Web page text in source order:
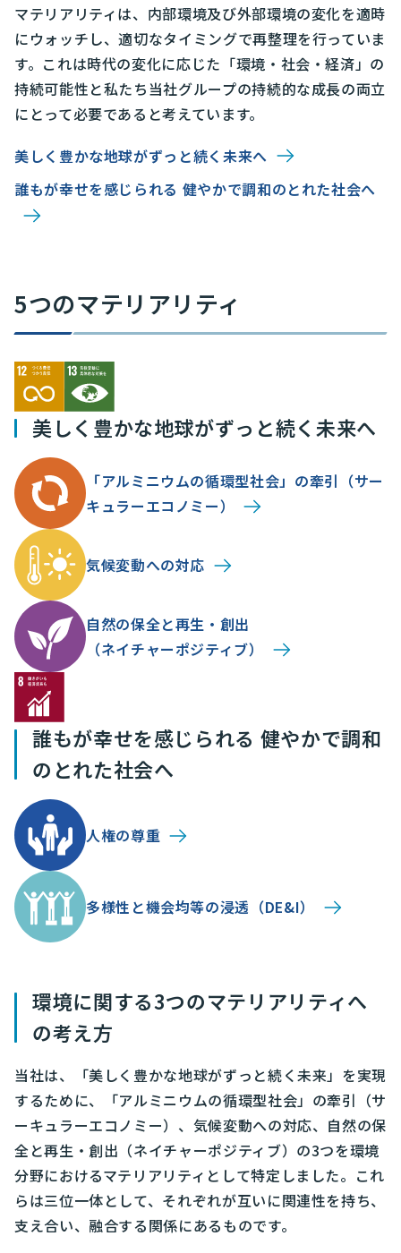
マテリアリティは、内部環境及び外部環境の変化を適時
にウォッチし、適切なタイミングで再整理を行っていま
す。これは時代の変化に応じた「環境・社会・経済」の
持続可能性と私たち当社グループの持続的な成長の両立
にとって必要であると考えています。
美しく豊かな地球がずっと続く未来へ
誰もが幸せを感じられる 健やかで調和のとれた社会へ
5つのマテリアリティ
美しく豊かな地球がずっと続く未来へ
「アルミニウムの循環型社会」の牽引 （サー
キュラーエコノミー）
気候変動への対応
自然の保全と再生・創出
（ネイチャーポジティブ）
誰もが幸せを感じられる 健やかで調和
のとれた社会へ
人権の尊重
多様性と機会均等の浸透 （DE&I）
環境に関する3つのマテリアリティへ
の考え方
当社は、「美しく豊かな地球がずっと続く未来」を実現
するために、「アルミニウムの循環型社会」の牽引（サ
ーキュラーエコノミー）、気候変動への対応、自然の保
全と再生・創出（ネイチャーポジティブ）の3つを環境
分野におけるマテリアリティとして特定しました。これ
らは三位一体として、それぞれが互いに関連性を持ち、
支え合い、融合する関係にあるものです。